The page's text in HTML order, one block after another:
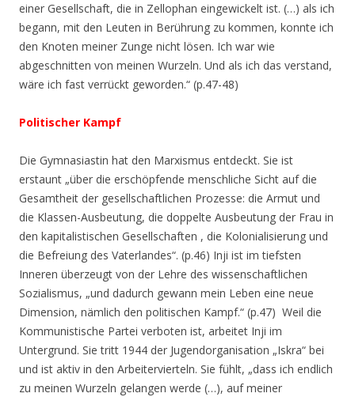
einer Gesellschaft, die in Zellophan eingewickelt ist. (…) als ich
begann, mit den Leuten in Berührung zu kommen, konnte ich
den Knoten meiner Zunge nicht lösen. Ich war wie
abgeschnitten von meinen Wurzeln. Und als ich das verstand,
wäre ich fast verrückt geworden.“ (p.47-48)
Politischer Kampf
Die Gymnasiastin hat den Marxismus entdeckt. Sie ist
erstaunt „über die erschöpfende menschliche Sicht auf die
Gesamtheit der gesellschaftlichen Prozesse: die Armut und
die Klassen-Ausbeutung, die doppelte Ausbeutung der Frau in
den kapitalistischen Gesellschaften , die Kolonialisierung und
die Befreiung des Vaterlandes“. (p.46) Inji ist im tiefsten
Inneren überzeugt von der Lehre des wissenschaftlichen
Sozialismus, „und dadurch gewann mein Leben eine neue
Dimension, nämlich den politischen Kampf.“ (p.47) Weil die
Kommunistische Partei verboten ist, arbeitet Inji im
Untergrund. Sie tritt 1944 der Jugendorganisation „Iskra“ bei
und ist aktiv in den Arbeitervierteln. Sie fühlt, „dass ich endlich
zu meinen Wurzeln gelangen werde (…), auf meiner